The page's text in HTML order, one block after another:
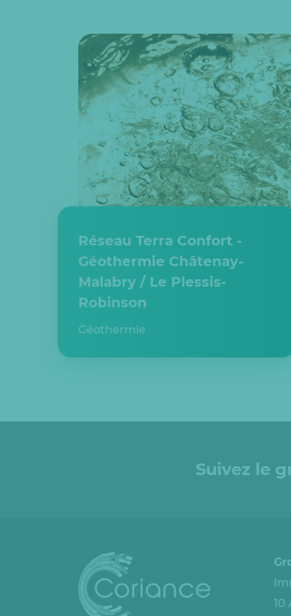
Réseau Terra Confort -
Géothermie Châtenay-
Malabry / Le Plessis-
Robinson
Géothermie
Suivez le
10